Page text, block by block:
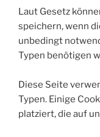
Laut Gesetz
speichern, wenn
unbedingt
Typen benötigen
Diese Seite
Typen. Einige
platziert, die auf